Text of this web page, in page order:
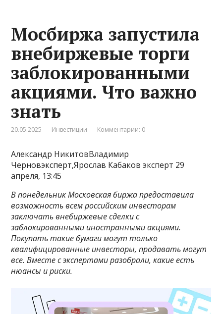
Мосбиржа запустила
внебиржевые торги
заблокированными
акциями. Что важно
знать
20.05.2025 Инвестиции Комментарии: 0
Александр НикитовВладимир
Черновэксперт,Ярослав Кабаков эксперт 29
апреля, 13:45
В понедельник Московская биржа предоставила
возможность всем российским инвесторам
заключать внебиржевые сделки с
заблокированными иностранными акциями.
Покупать такие бумаги могут только
квалифицированные инвесторы, продавать могут
все. Вместе с экспертами разобрали, какие есть
нюансы и риски.